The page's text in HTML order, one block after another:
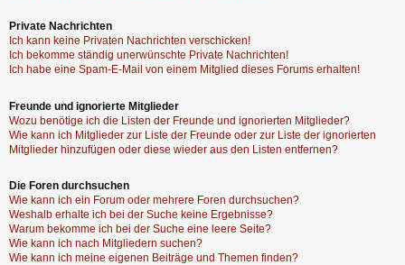
Private Nachrichten
Ich kann keine Privaten Nachrichten verschicken!
Ich bekomme ständig unerwünschte Private Nachrichten!
Ich habe eine Spam-E-Mail von einem Mitglied dieses Forums erhalten!
Freunde und ignorierte Mitglieder
Wozu benötige ich die Listen der Freunde und ignorierten Mitglieder?
Wie kann ich Mitglieder zur Liste der Freunde oder zur Liste der ignorierten
Mitglieder hinzufügen oder diese wieder aus den Listen entfernen?
Die Foren durchsuchen
Wie kann ich ein Forum oder mehrere Foren durchsuchen?
Weshalb erhalte ich bei der Suche keine Ergebnisse?
Warum bekomme ich bei der Suche eine leere Seite?
Wie kann ich nach Mitgliedern suchen?
Wie kann ich meine eigenen Beiträge und Themen finden?